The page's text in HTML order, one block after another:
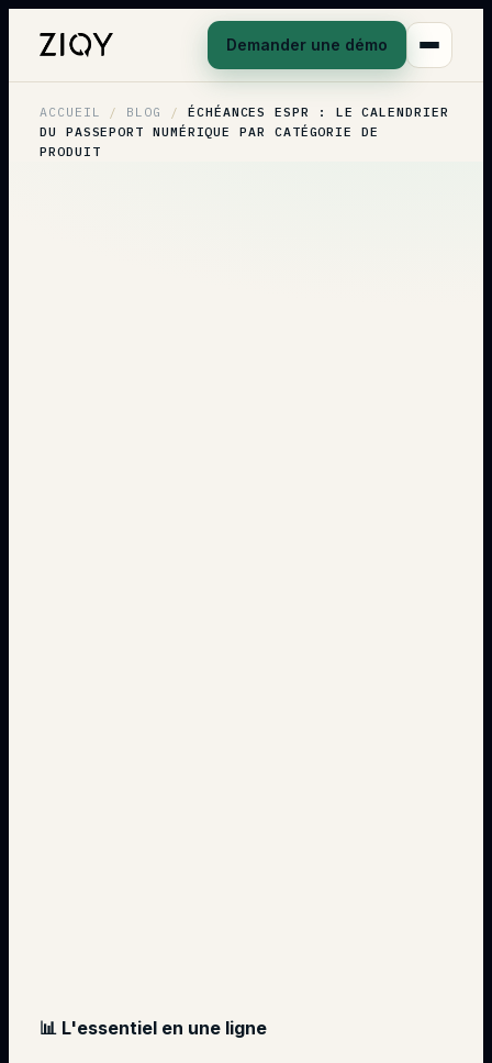
Demander une démo
ACCUEIL / BLOG /
ÉCHÉANCES ESPR : LE CALENDRIER
DU PASSEPORT NUMÉRIQUE PAR CATÉGORIE DE
PRODUIT
📊 L'essentiel en une ligne